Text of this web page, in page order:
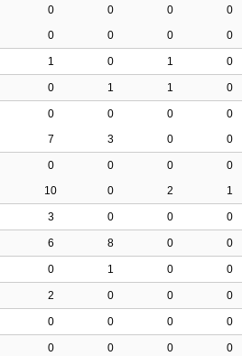
0 0 0 0
0 0 0 0
1 0 1 0
0 1 1 0
0 0 0 0
7 3 0 0
0 0 0 0
10 0 2 1
3 0 0 0
6 8 0 0
0 1 0 0
2 0 0 0
0 0 0 0
0 0 0 0